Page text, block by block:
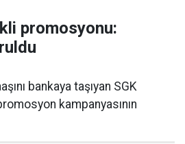
promosyonu:
bankaya taşıyan SGK
kampanyasının